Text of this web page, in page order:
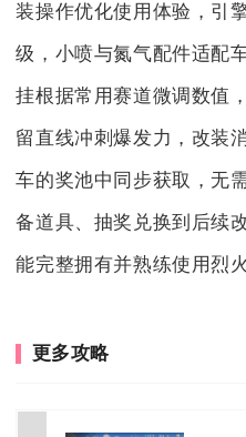
装操作优化使用体验，引
级，小喷与氮气配件适配
挂根据常用赛道微调数值
留直线冲刺爆发力，改装
车的奖池中同步获取，无
备道具、抽奖兑换到后续
能完整拥有并熟练使用烈
更多攻略